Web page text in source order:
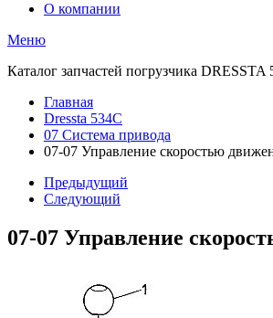
О компании
Меню
Каталог запчастей погрузчика DRESSTA
Главная
Dressta 534C
07 Система привода
07-07 Управление скоростью
Предыдущий
Следующий
07-07 Управление